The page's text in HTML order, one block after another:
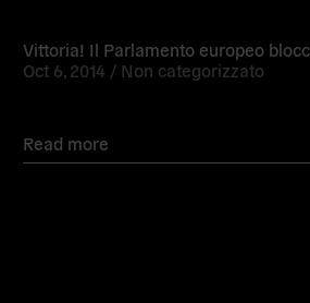
Vittoria! Il Parlamento europeo
Oct 6, 2014 / Non categorizzato
Read more